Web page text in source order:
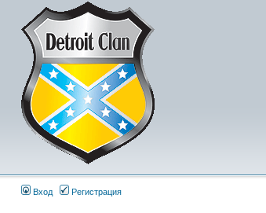
Вход Регистрация